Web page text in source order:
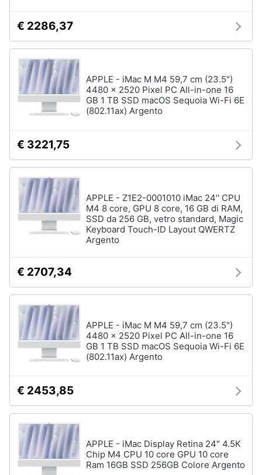
€ 2286,37
APPLE - iMac M M4 59,7 cm (23.5")
4480 x 2520 Pixel PC All-in-one 16
GB 1 TB SSD macOS Sequoia Wi-Fi 6E
(802.11ax) Argento
€ 3221,75
APPLE - Z1E2-0001010 iMac 24'' CPU
M4 8 core, GPU 8 core, 16 GB di RAM,
SSD da 256 GB, vetro standard, Magic
Keyboard Touch-ID Layout QWERTZ
Argento
€ 2707,34
APPLE - iMac M M4 59,7 cm (23.5")
4480 x 2520 Pixel PC All-in-one 16
GB 1 TB SSD macOS Sequoia Wi-Fi 6E
(802.11ax) Argento
€ 2453,85
APPLE - iMac Display Retina 24" 4.5K
Chip M4 CPU 10 core GPU 10 core
Ram 16GB SSD 256GB Colore Argento